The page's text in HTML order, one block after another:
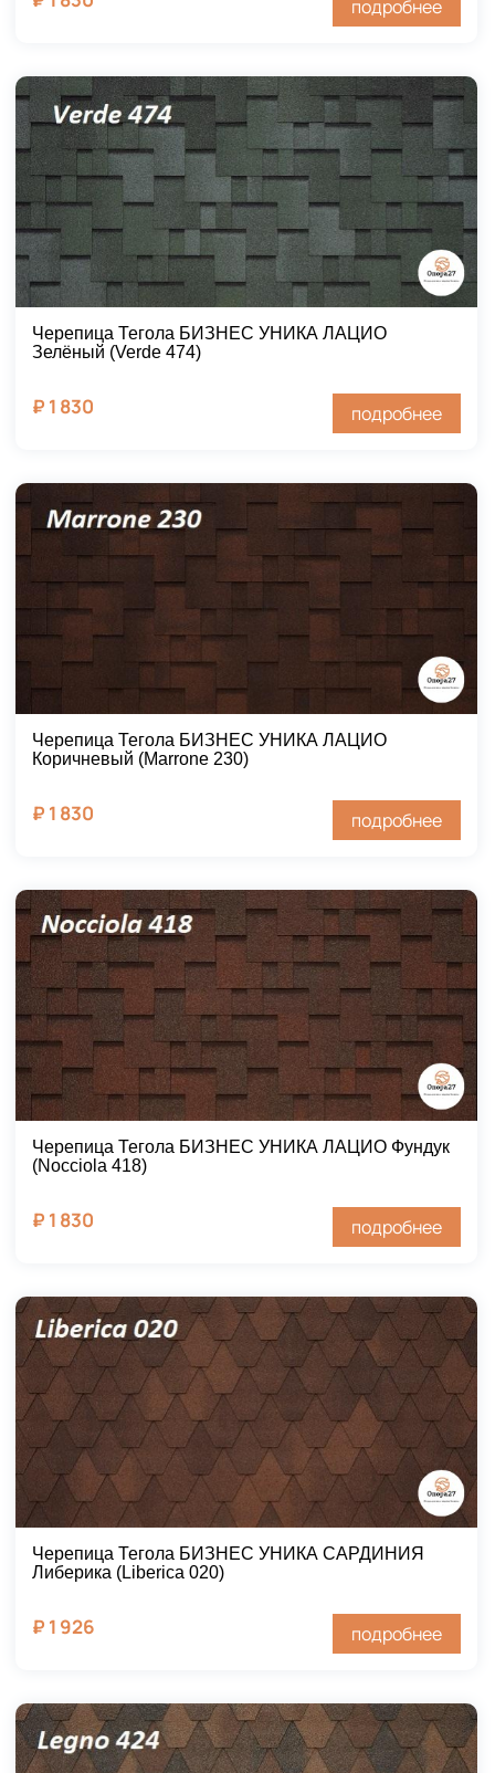
подробнее
Черепица Тегола БИЗНЕС УНИКА ЛАЦИО
Зелёный (Verde 474)
₽ 1 830 подробнее
Черепица Тегола БИЗНЕС УНИКА ЛАЦИО
Коричневый (Marrone 230)
₽ 1 830 подробнее
Черепица Тегола БИЗНЕС УНИКА ЛАЦИО Фундук
(Nocciola 418)
₽ 1 830 подробнее
Черепица Тегола БИЗНЕС УНИКА САРДИНИЯ
Либерика (Liberica 020)
₽ 1 926 подробнее